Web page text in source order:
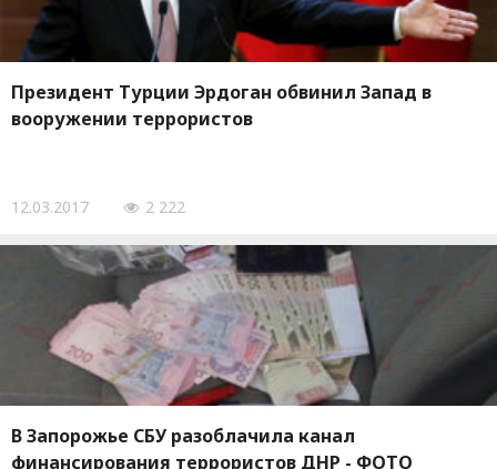
Президент Турции Эрдоган обвинил Запад в
вооружении террористов
12.03.2017 2 222
В Запорожье СБУ разоблачила канал
финансирования террористов ДНР - ФОТО